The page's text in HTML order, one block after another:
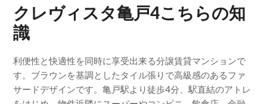
クレヴィスタ亀戸4こちらの知
識
利便性と快適性を同時に享受出来る分譲賃貸マンションで
す。ブラウンを基調としたタイル張りで高級感のあるファ
サードデザインです。亀戸駅より徒歩4分、駅直結のアトレ